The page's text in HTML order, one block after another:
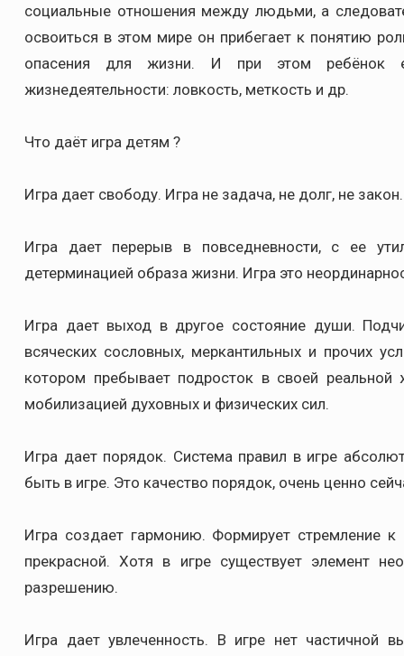
социальные отношения между людьми, а
освоиться в этом мире он прибегает к понятию
опасения для жизни. И при этом ребёнок
жизнедеятельности: ловкость, меткость и др.
Что даёт игра детям ?
Игра дает свободу. Игра не задача, не долг, не
Игра дает перерыв в повседневности, с ее
детерминацией образа жизни. Игра это
Игра дает выход в другое состояние души.
всяческих сословных, меркантильных и прочих
котором пребывает подросток в своей
мобилизацией духовных и физических сил.
Игра дает порядок. Система правил в игре
быть в игре. Это качество порядок, очень ценно
Игра создает гармонию. Формирует стремление
прекрасной. Хотя в игре существует элемент
разрешению.
Игра дает увлеченность. В игре нет частичной